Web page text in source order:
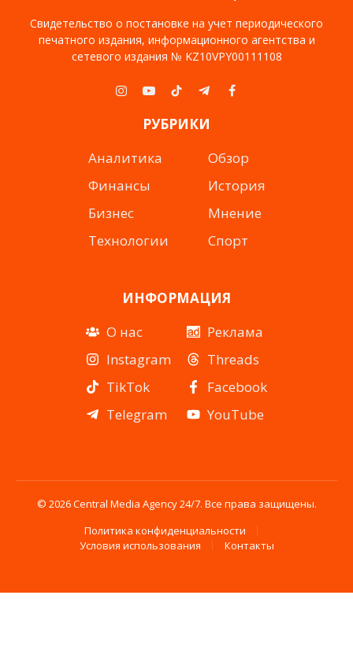
Свидетельство о постановке на учет периодического
печатного издания, информационного агентства и
сетевого издания № KZ10VPY00111108
Instagram
YouTubeTikTokTelegramFacebook
РУБРИКИ
Аналитика
Финансы
Бизнес
Технологии
Обзор
История
Мнение
Спорт
ИНФОРМАЦИЯ
О нас
Instagram
TikTok
Telegram
Реклама
Threads
Facebook
YouTube
© 2026 Central Media Agency 24/7. Все права защищены.
Политика конфиденциальности
Условия использования
Контакты